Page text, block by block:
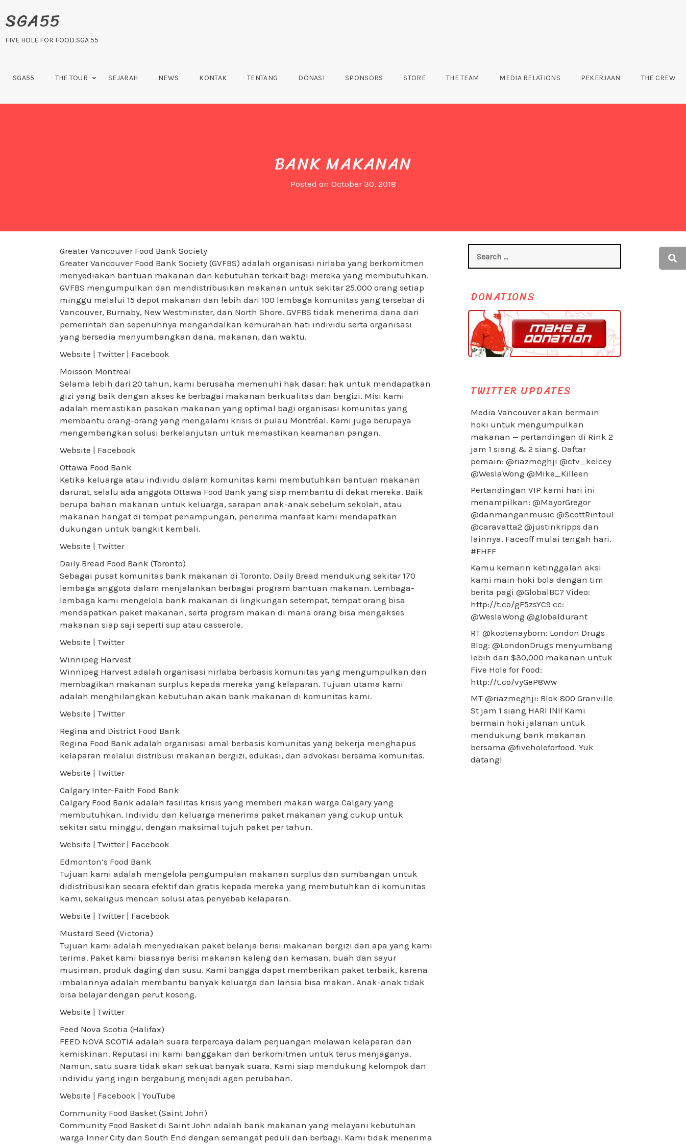
SGA55
FIVE HOLE FOR FOOD SGA 55
SGA55 THE TOUR SEJARAH NEWS KONTAK TENTANG DONASI SPONSORS STORE THE TEAM MEDIA RELATIONS PEKERJAAN THE CREW
BANK MAKANAN
Posted on October 30, 2018
Greater Vancouver Food Bank Society
Greater Vancouver Food Bank Society (GVFBS) adalah organisasi nirlaba yang berkomitmen
menyediakan bantuan makanan dan kebutuhan terkait bagi mereka yang membutuhkan.
GVFBS mengumpulkan dan mendistribusikan makanan untuk sekitar 25.000 orang setiap
minggu melalui 15 depot makanan dan lebih dari 100 lembaga komunitas yang tersebar di
Vancouver, Burnaby, New Westminster, dan North Shore. GVFBS tidak menerima dana dari
pemerintah dan sepenuhnya mengandalkan kemurahan hati individu serta organisasi
yang bersedia menyumbangkan dana, makanan, dan waktu.
Website | Twitter | Facebook
Moisson Montreal
Selama lebih dari 20 tahun, kami berusaha memenuhi hak dasar: hak untuk mendapatkan
gizi yang baik dengan akses ke berbagai makanan berkualitas dan bergizi. Misi kami
adalah memastikan pasokan makanan yang optimal bagi organisasi komunitas yang
membantu orang-orang yang mengalami krisis di pulau Montréal. Kami juga berupaya
mengembangkan solusi berkelanjutan untuk memastikan keamanan pangan.
Website | Facebook
Ottawa Food Bank
Ketika keluarga atau individu dalam komunitas kami membutuhkan bantuan makanan
darurat, selalu ada anggota Ottawa Food Bank yang siap membantu di dekat mereka. Baik
berupa bahan makanan untuk keluarga, sarapan anak-anak sebelum sekolah, atau
makanan hangat di tempat penampungan, penerima manfaat kami mendapatkan
dukungan untuk bangkit kembali.
Website | Twitter
Daily Bread Food Bank (Toronto)
Sebagai pusat komunitas bank makanan di Toronto, Daily Bread mendukung sekitar 170
lembaga anggota dalam menjalankan berbagai program bantuan makanan. Lembaga-
lembaga kami mengelola bank makanan di lingkungan setempat, tempat orang bisa
mendapatkan paket makanan, serta program makan di mana orang bisa mengakses
makanan siap saji seperti sup atau casserole.
Website | Twitter
Winnipeg Harvest
Winnipeg Harvest adalah organisasi nirlaba berbasis komunitas yang mengumpulkan dan
membagikan makanan surplus kepada mereka yang kelaparan. Tujuan utama kami
adalah menghilangkan kebutuhan akan bank makanan di komunitas kami.
Website | Twitter
Regina and District Food Bank
Regina Food Bank adalah organisasi amal berbasis komunitas yang bekerja menghapus
kelaparan melalui distribusi makanan bergizi, edukasi, dan advokasi bersama komunitas.
Website | Twitter
Calgary Inter-Faith Food Bank
Calgary Food Bank adalah fasilitas krisis yang memberi makan warga Calgary yang
membutuhkan. Individu dan keluarga menerima paket makanan yang cukup untuk
sekitar satu minggu, dengan maksimal tujuh paket per tahun.
Website | Twitter | Facebook
Edmonton’s Food Bank
Tujuan kami adalah mengelola pengumpulan makanan surplus dan sumbangan untuk
didistribusikan secara efektif dan gratis kepada mereka yang membutuhkan di komunitas
kami, sekaligus mencari solusi atas penyebab kelaparan.
Website | Twitter | Facebook
Mustard Seed (Victoria)
Tujuan kami adalah menyediakan paket belanja berisi makanan bergizi dari apa yang kami
terima. Paket kami biasanya berisi makanan kaleng dan kemasan, buah dan sayur
musiman, produk daging dan susu. Kami bangga dapat memberikan paket terbaik, karena
imbalannya adalah membantu banyak keluarga dan lansia bisa makan. Anak-anak tidak
bisa belajar dengan perut kosong.
Website | Twitter
Feed Nova Scotia (Halifax)
FEED NOVA SCOTIA adalah suara terpercaya dalam perjuangan melawan kelaparan dan
kemiskinan. Reputasi ini kami banggakan dan berkomitmen untuk terus menjaganya.
Namun, satu suara tidak akan sekuat banyak suara. Kami siap mendukung kelompok dan
individu yang ingin bergabung menjadi agen perubahan.
Website | Facebook | YouTube
Community Food Basket (Saint John)
Community Food Basket di Saint John adalah bank makanan yang melayani kebutuhan
warga Inner City dan South End dengan semangat peduli dan berbagi. Kami tidak menerima
for:
DONATIONS
TWITTER UPDATES
Media Vancouver akan bermain
hoki untuk mengumpulkan
makanan — pertandingan di Rink 2
jam 1 siang & 2 siang. Daftar
pemain: @riazmeghji @ctv_kelcey
@WeslaWong @Mike_Killeen
Pertandingan VIP kami hari ini
menampilkan: @MayorGregor
@danmanganmusic @ScottRintoul
@caravatta2 @justinkripps dan
lainnya. Faceoff mulai tengah hari.
#FHFF
Kamu kemarin ketinggalan aksi
kami main hoki bola dengan tim
berita pagi @GlobalBC? Video:
http://t.co/gF5zsYC9 cc:
@WeslaWong @globaldurant
RT @kootenayborn: London Drugs
Blog: @LondonDrugs menyumbang
lebih dari $30,000 makanan untuk
Five Hole for Food:
http://t.co/vyGeP8Ww
MT @riazmeghji: Blok 800 Granville
St jam 1 siang HARI INI! Kami
bermain hoki jalanan untuk
mendukung bank makanan
bersama @fiveholeforfood. Yuk
datang!